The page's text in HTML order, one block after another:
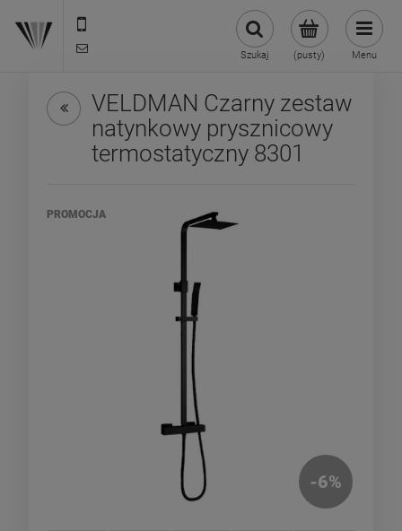
(pusty)
Szukaj Menu
VELDMAN Czarny zestaw
natynkowy prysznicowy
termostatyczny 8301
PROMOCJA
-6%